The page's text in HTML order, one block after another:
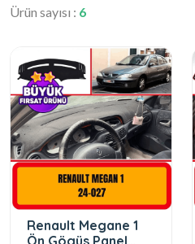
Ürün sayısı : 6
Renault Megane 1